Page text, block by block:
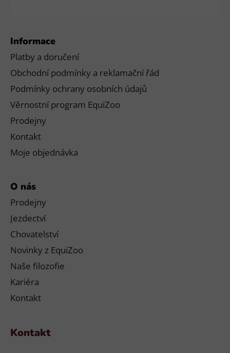
Informace
Platby a doručení
Obchodní podmínky a reklamační řád
Podmínky ochrany osobních údajů
Věrnostní program EquiZoo
Prodejny
Kontakt
Moje objednávka
O nás
Prodejny
Jezdectví
Chovatelství
Novinky z EquiZoo
Naše filozofie
Kariéra
Kontakt
Kontakt